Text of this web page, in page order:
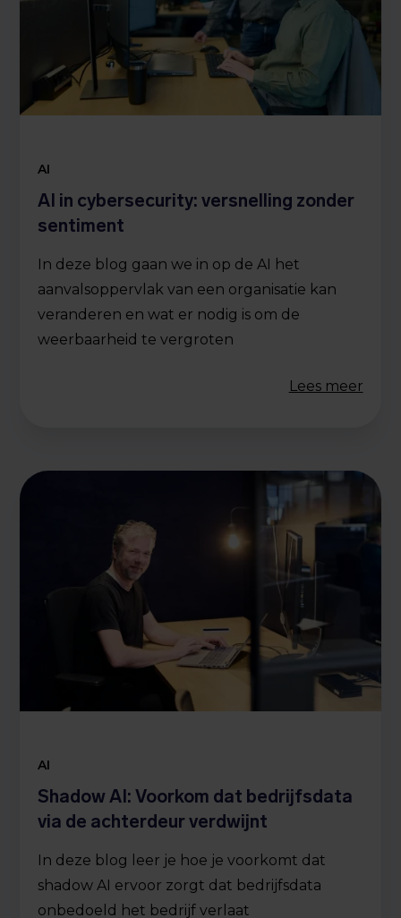
AI
AI in cybersecurity: versnelling zonder
sentiment
In deze blog gaan we in op de AI het
aanvalsoppervlak van een organisatie kan
veranderen en wat er nodig is om de
weerbaarheid te vergroten
Lees meer
AI
Shadow AI: Voorkom dat bedrijfsdata
via de achterdeur verdwijnt
In deze blog leer je hoe je voorkomt dat
shadow AI ervoor zorgt dat bedrijfsdata
onbedoeld het bedrijf verlaat